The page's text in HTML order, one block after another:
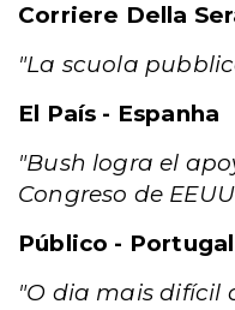
Corriere Della
"La scuola
El País - Espanha
"Bush logra el
Congreso de
Público - Portugal
"O dia mais difícil